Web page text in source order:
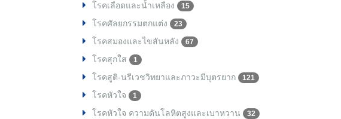
โรคเลือดและน้ำเหลือง 15
โรคศัลยกรรมตกแต่ง 23
โรคสมองและไขสันหลัง 67
โรคสุกใส 1
โรคสูติ-นรีเวชวิทยาและภาวะมีบุตรยาก 121
โรคหัวใจ 1
โรคหัวใจ ความดันโลหิตสูงและเบาหวาน 32